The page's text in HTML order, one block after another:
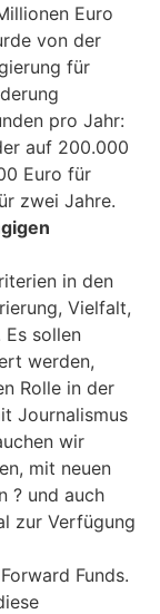
Euro
von der
für
pro Jahr:
auf 200.000
Euro für
zwei Jahre.
in den
Vielfalt,
sollen
werden,
Rolle in der
Journalismus
wir
mit neuen
? und auch
zur Verfügung
Funds.